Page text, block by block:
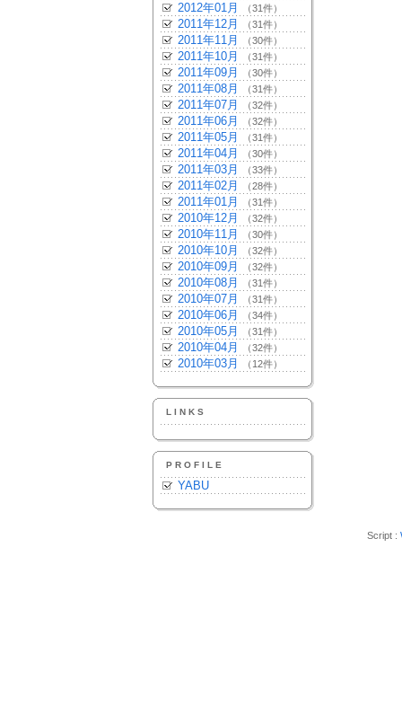
2012年01月 （31件）
2011年12月 （31件）
2011年11月 （30件）
2011年10月 （31件）
2011年09月 （30件）
2011年08月 （31件）
2011年07月 （32件）
2011年06月 （32件）
2011年05月 （31件）
2011年04月 （30件）
2011年03月 （33件）
2011年02月 （28件）
2011年01月 （31件）
2010年12月 （32件）
2010年11月 （30件）
2010年10月 （32件）
2010年09月 （32件）
2010年08月 （31件）
2010年07月 （31件）
2010年06月 （34件）
2010年05月 （31件）
2010年04月 （32件）
2010年03月 （12件）
LINKS
PROFILE
YABU
Script :